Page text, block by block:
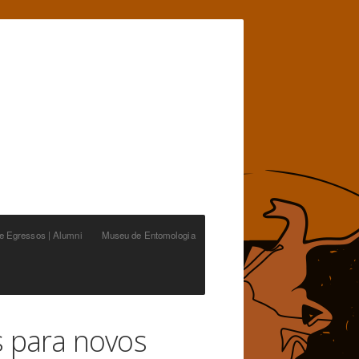
Egressos | Alumni Museu de Entomologia
novos